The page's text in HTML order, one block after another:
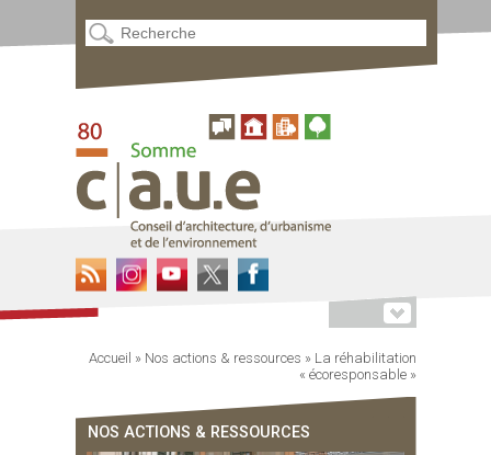
Accueil » Nos actions & ressources » La réhabilitation
« écoresponsable »
NOS ACTIONS & RESSOURCES